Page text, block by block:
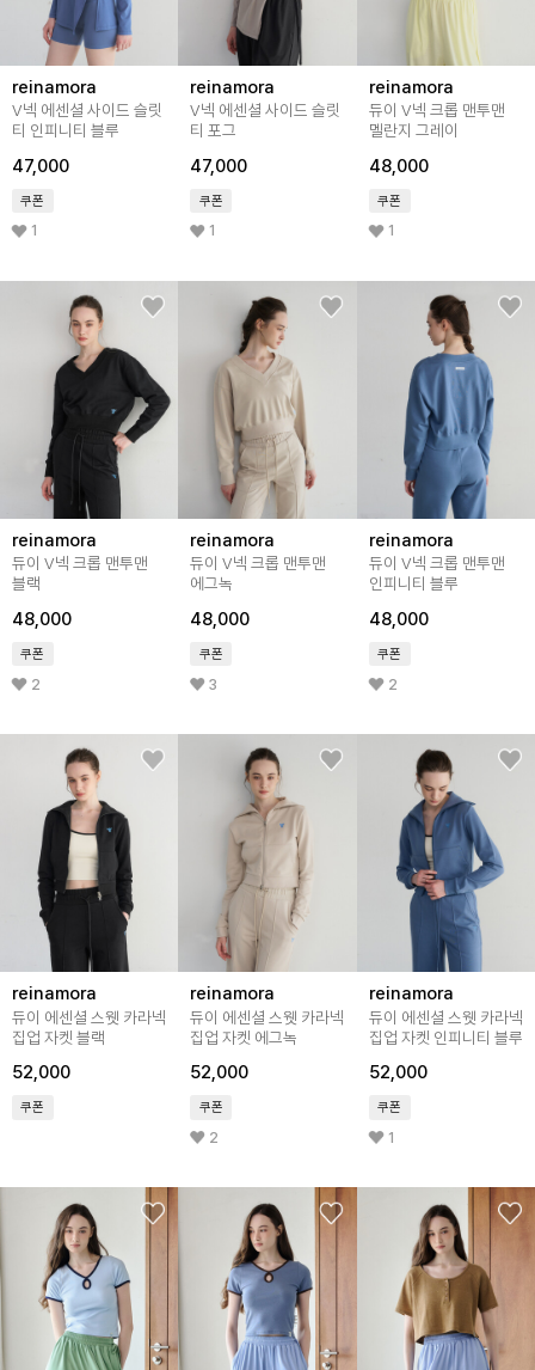
reinamora
V넥 에센셜 사이드 슬릿
티 인피니티 블루
47,000
쿠폰
1
reinamora
V넥 에센셜 사이드 슬릿
티 포그
47,000
쿠폰
1
reinamora
듀이 V넥 크롭 맨투맨
멜란지 그레이
48,000
쿠폰
1
reinamora
듀이 V넥 크롭 맨투맨
블랙
48,000
쿠폰
2
reinamora
듀이 V넥 크롭 맨투맨
에그녹
48,000
쿠폰
3
reinamora
듀이 V넥 크롭 맨투맨
인피니티 블루
48,000
쿠폰
2
reinamora
듀이 에센셜 스웻 카라넥
집업 자켓 블랙
52,000
쿠폰
reinamora
듀이 에센셜 스웻 카라넥
집업 자켓 에그녹
52,000
쿠폰
2
reinamora
듀이 에센셜 스웻 카라넥
집업 자켓 인피니티 블루
52,000
쿠폰
1